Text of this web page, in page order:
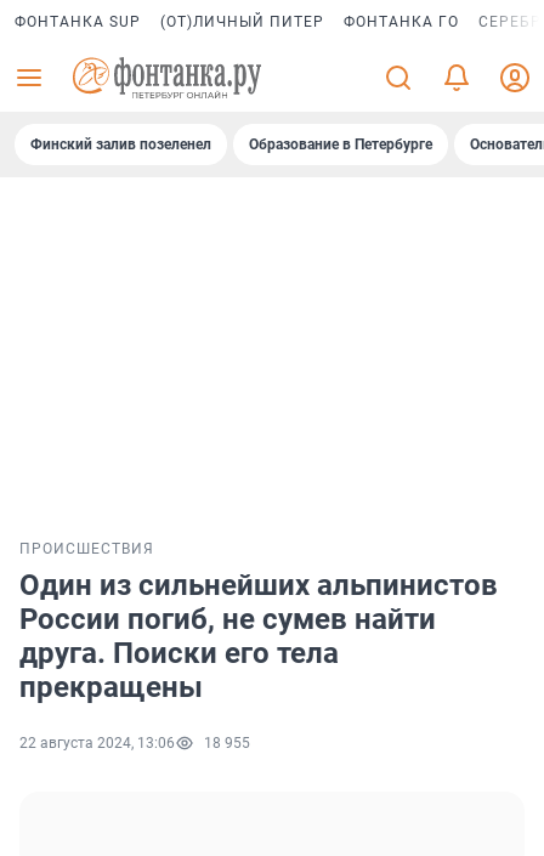
ФОНТАНКА SUP (ОТ)ЛИЧНЫЙ ПИТЕР ФОНТАНКА ГО
Финский залив позеленел Образование в Петербурге
ПРОИСШЕСТВИЯ
Один из сильнейших альпинистов
России погиб, не сумев найти
друга. Поиски его тела
прекращены
22 августа 2024, 13:06 18 955